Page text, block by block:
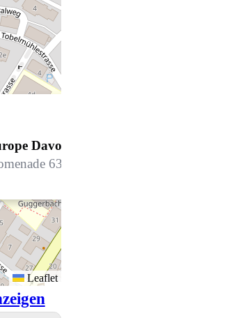
Davos
63, 7270 Davos Platz
Leaflet